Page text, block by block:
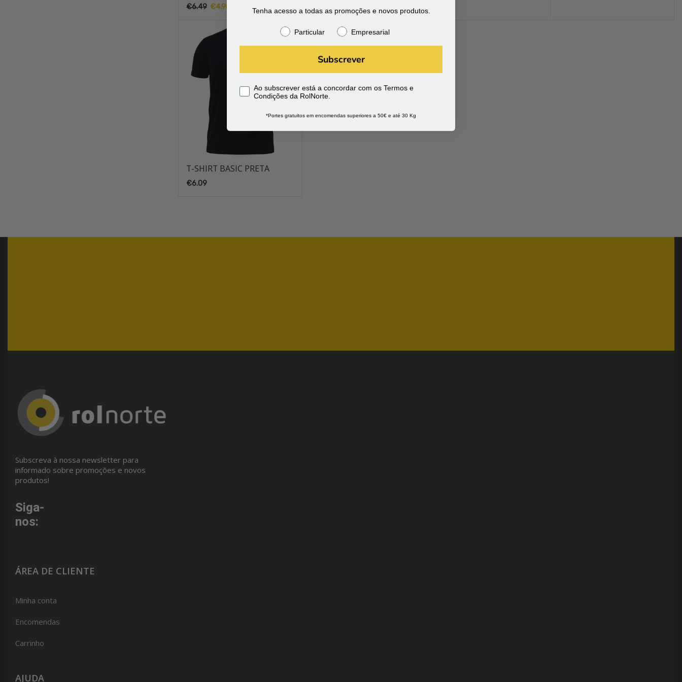
€6.49 O
original
era:
€4.90 €
preço
original
era:
preço
atual
T-SHIRT BASIC PRETA
€6.09
Subscreva à nossa newsletter para
informado sobre promoções e novos
produtos!
Siga-
nos:
ÁREA DE CLIENTE
Minha conta
Encomendas
Carrinho
AJUDA
Tenha acesso a todas as promoções e novos produtos.
Particular Empresarial
Subscrever
Ao subscrever está a concordar com os Termos e
Condições da RolNorte.
*Portes gratuitos em encomendas superiores a 50€ e até 30 Kg